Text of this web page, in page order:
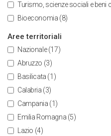
Turismo, scienze sociali e beni
Bioeconomia (8)
Aree territoriali
Nazionale (17)
Abruzzo (3)
Basilicata (1)
Calabria (3)
Campania (1)
Emilia Romagna (5)
Lazio (4)